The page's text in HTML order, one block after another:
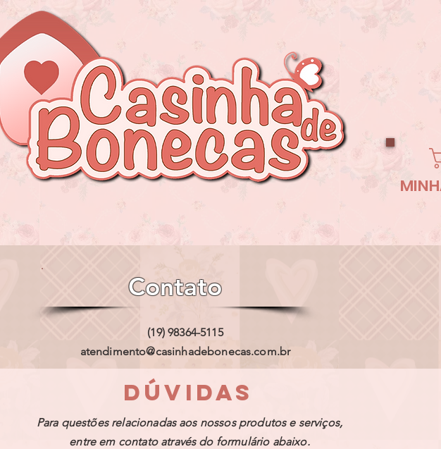
Nossa Loja
Contato
(19) 98364-5115
atendimento@casinhadebonecas.com.br
DÚVIDAS
Para questões relacionadas aos nossos produtos e serviços,
entre em contato através do formulário abaixo.